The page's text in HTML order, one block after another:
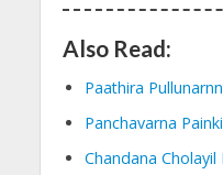
Also Read:
Paathira
Panchavarna
Chandana Cholayil